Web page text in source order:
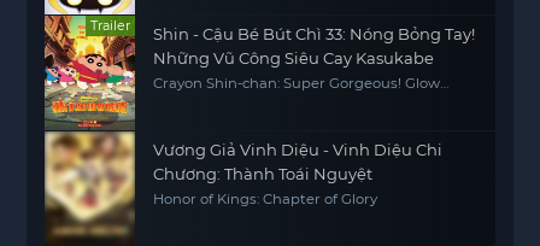
Trailer
Shin - Cậu Bé Bút Chì 33: Nóng Bỏng Tay!
Những Vũ Công Siêu Cay Kasukabe
Crayon Shin-chan: Super Gorgeous! Glow
Vương Giả Vinh Diệu - Vinh Diệu Chi
Chương: Thành Toái Nguyệt
Honor of Kings: Chapter of Glory